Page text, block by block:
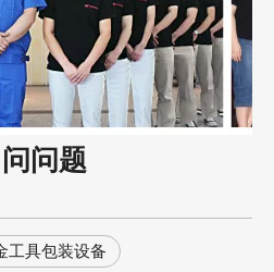
问题
工具包装设备